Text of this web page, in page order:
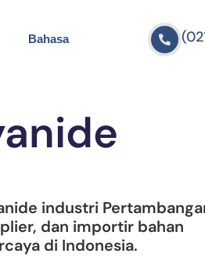
Bahasa
industri
dan importir bahan
di Indonesia.